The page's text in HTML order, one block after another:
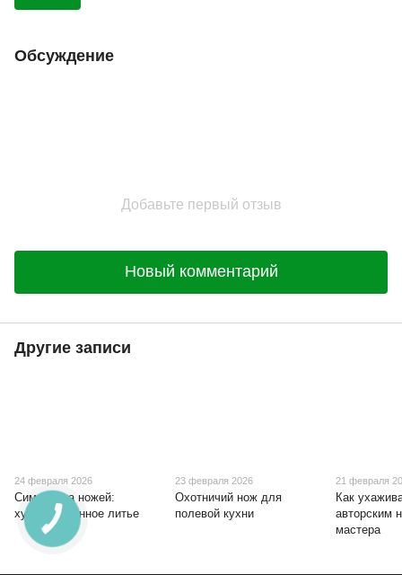
Обсуждение
Добавьте первый отзыв
Новый комментарий
Другие записи
24 февраля 2026
Символика ножей:
художественное литье
23 февраля 2026
Охотничий нож для
полевой кухни
21 февраля
Как
авторским
мастера